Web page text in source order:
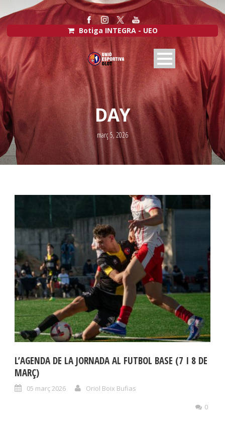
Botiga INTEGRA - UEO
DAY
març 5, 2026
L’AGENDA DE LA JORNADA AL FUTBOL BASE (7 I 8 DE
MARÇ)
05 març 2026 Oriol Boix Bufias
0